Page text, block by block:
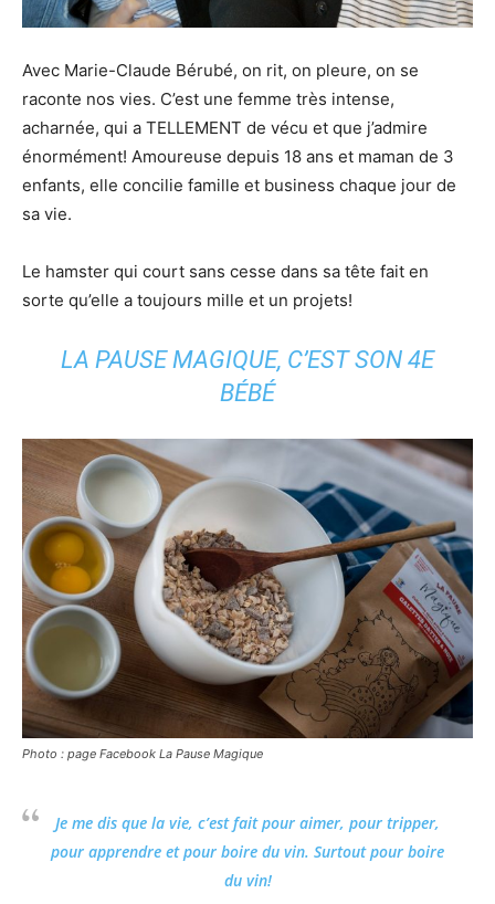
Avec Marie-Claude Bérubé, on rit, on pleure, on se
raconte nos vies. C’est une femme très intense,
acharnée, qui a TELLEMENT de vécu et que j’admire
énormément! Amoureuse depuis 18 ans et maman de 3
enfants, elle concilie famille et business chaque jour de
sa vie.
Le hamster qui court sans cesse dans sa tête fait en
sorte qu’elle a toujours mille et un projets!
LA PAUSE MAGIQUE, C’EST SON 4E
BÉBÉ
Photo : page Facebook La Pause Magique
Je me dis que la vie, c’est fait pour aimer, pour tripper,
pour apprendre et pour boire du vin. Surtout pour boire
du vin!